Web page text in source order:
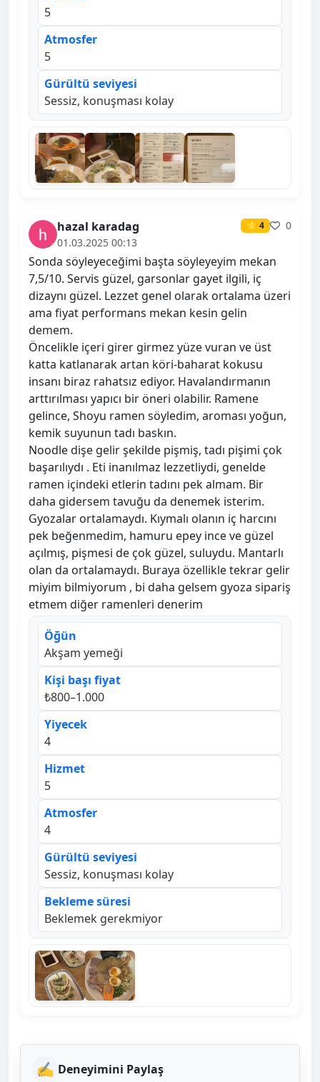
5
Atmosfer
5
Gürültü seviyesi
Sessiz, konuşması kolay
hazal karadag ⭐ 4
0
01.03.2025 00:13
Sonda söyleyeceğimi başta söyleyeyim mekan
7,5/10. Servis güzel, garsonlar gayet ilgili, iç
dizaynı güzel. Lezzet genel olarak ortalama üzeri
ama fiyat performans mekan kesin gelin
demem.
Öncelikle içeri girer girmez yüze vuran ve üst
katta katlanarak artan köri-baharat kokusu
insanı biraz rahatsız ediyor. Havalandırmanın
arttırılması yapıcı bir öneri olabilir. Ramene
gelince, Shoyu ramen söyledim, aroması yoğun,
kemik suyunun tadı baskın.
Noodle dişe gelir şekilde pişmiş, tadı pişimi çok
başarılıydı . Eti inanılmaz lezzetliydi, genelde
ramen içindeki etlerin tadını pek almam. Bir
daha gidersem tavuğu da denemek isterim.
Gyozalar ortalamaydı. Kıymalı olanın iç harcını
pek beğenmedim, hamuru epey ince ve güzel
açılmış, pişmesi de çok güzel, suluydu. Mantarlı
olan da ortalamaydı. Buraya özellikle tekrar gelir
miyim bilmiyorum , bi daha gelsem gyoza sipariş
etmem diğer ramenleri denerim
Öğün
Akşam yemeği
Kişi başı fiyat
₺800–1.000
Yiyecek
4
Hizmet
5
Atmosfer
4
Gürültü seviyesi
Sessiz, konuşması kolay
Bekleme süresi
Beklemek gerekmiyor
✍️ Deneyimini Paylaş